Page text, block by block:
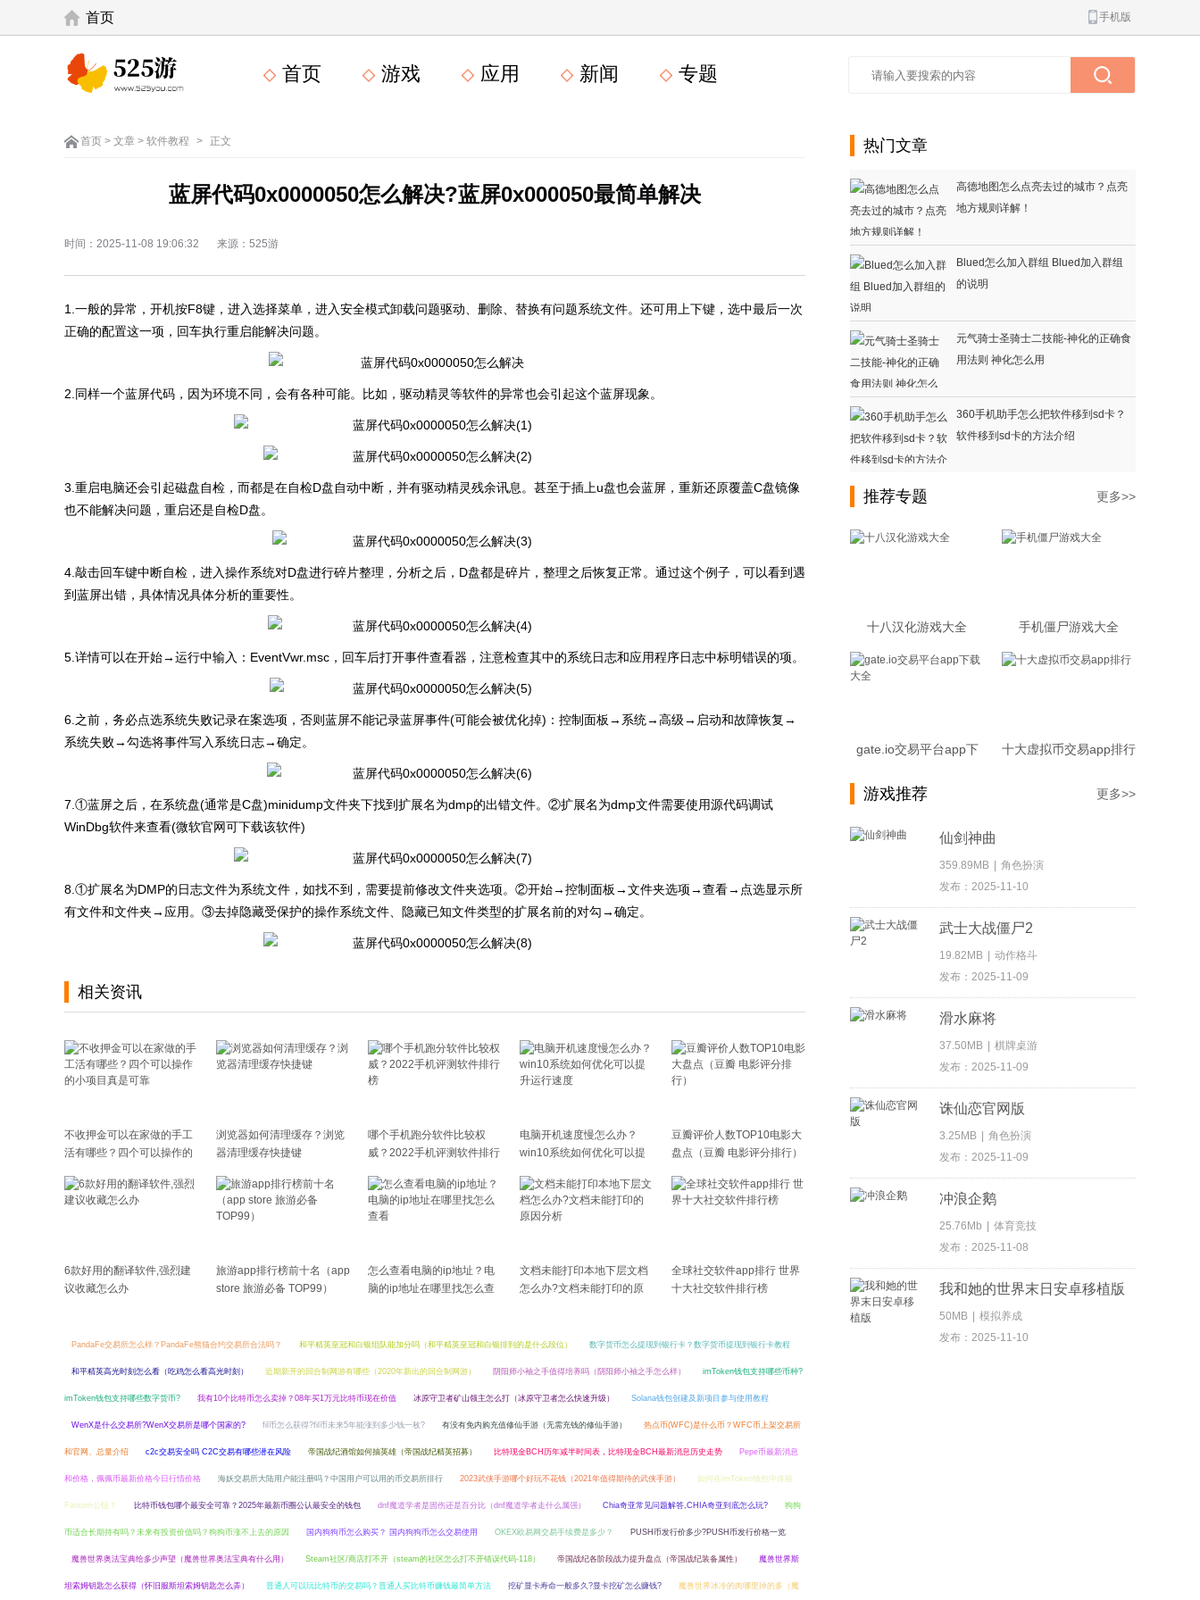
首页 手机版
首页 游戏 应用 新闻 专题
首页 > 文章 > 软件教程 > 正文
蓝屏代码0x0000050怎么解决?蓝屏0x000050最简单解决
时间：2025-11-08 19:06:32 来源：525游
1.一般的异常，开机按F8键，进入选择菜单，进入安全模式卸载问题驱动、删除、替换有问题系统文件。还可用上下键，选中最后一次
正确的配置这一项，回车执行重启能解决问题。
2.同样一个蓝屏代码，因为环境不同，会有各种可能。比如，驱动精灵等软件的异常也会引起这个蓝屏现象。
3.重启电脑还会引起磁盘自检，而都是在自检D盘自动中断，并有驱动精灵残余讯息。甚至于插上u盘也会蓝屏，重新还原覆盖C盘镜像
也不能解决问题，重启还是自检D盘。
4.敲击回车键中断自检，进入操作系统对D盘进行碎片整理，分析之后，D盘都是碎片，整理之后恢复正常。通过这个例子，可以看到遇
到蓝屏出错，具体情况具体分析的重要性。
5.详情可以在开始→运行中输入：EventVwr.msc，回车后打开事件查看器，注意检查其中的系统日志和应用程序日志中标明错误的项。
6.之前，务必点选系统失败记录在案选项，否则蓝屏不能记录蓝屏事件(可能会被优化掉)：控制面板→系统→高级→启动和故障恢复→
系统失败→勾选将事件写入系统日志→确定。
7.①蓝屏之后，在系统盘(通常是C盘)minidump文件夹下找到扩展名为dmp的出错文件。②扩展名为dmp文件需要使用源代码调试
WinDbg软件来查看(微软官网可下载该软件)
8.①扩展名为DMP的日志文件为系统文件，如找不到，需要提前修改文件夹选项。②开始→控制面板→文件夹选项→查看→点选显示所
有文件和文件夹→应用。③去掉隐藏受保护的操作系统文件、隐藏已知文件类型的扩展名前的对勾→确定。
相关资讯
不收押金可以在家做的手工
活有哪些？四个可以操作的
浏览器如何清理缓存？浏览
器清理缓存快捷键
哪个手机跑分软件比较权
威？2022手机评测软件排行
电脑开机速度慢怎么办？
win10系统如何优化可以提
豆瓣评价人数TOP10电影大
盘点（豆瓣 电影评分排行）
6款好用的翻译软件,强烈建
议收藏怎么办
旅游app排行榜前十名（app
store 旅游必备 TOP99）
怎么查看电脑的ip地址？电
脑的ip地址在哪里找怎么查
文档未能打印本地下层文档
怎么办?文档未能打印的原
全球社交软件app排行 世界
十大社交软件排行榜
PandaFe交易所怎么样？PandaFe熊猫合约交易所合法吗？ 和平精英皇冠和白银组队能加分吗（和平精英皇冠和白银排到的是什么段位） 数字货币怎么提现到银行卡？数字货币提现到银行卡教程
和平精英高光时刻怎么看（吃鸡怎么看高光时刻） 近期新开的回合制网游有哪些（2020年新出的回合制网游） 阴阳师小袖之手值得培养吗（阴阳师小袖之手怎么样） imToken钱包支持哪些币种?
imToken钱包支持哪些数字货币? 我有10个比特币怎么卖掉？08年买1万元比特币现在价值 冰原守卫者矿山领主怎么打（冰原守卫者怎么快速升级） Solana钱包创建及新项目参与使用教程
WenX是什么交易所?WenX交易所是哪个国家的? fil币怎么获得?fil币未来5年能涨到多少钱一枚? 有没有免内购充值修仙手游（无需充钱的修仙手游） 热点币(WFC)是什么币？WFC币上架交易所
和官网、总量介绍 c2c交易安全吗 C2C交易有哪些潜在风险 帝国战纪酒馆如何抽英雄（帝国战纪精英招募） 比特现金BCH历年减半时间表，比特现金BCH最新消息历史走势 Pepe币最新消息
和价格，佩佩币最新价格今日行情价格 海妖交易所大陆用户能注册吗？中国用户可以用的币交易所排行 2023武侠手游哪个好玩不花钱（2021年值得期待的武侠手游） 如何在imToken钱包中体验
Fantom公链？ 比特币钱包哪个最安全可靠？2025年最新币圈公认最安全的钱包 dnf魔道学者是固伤还是百分比（dnf魔道学者走什么属强） Chia奇亚常见问题解答,CHIA奇亚到底怎么玩? 狗狗
币适合长期持有吗？未来有投资价值吗？狗狗币涨不上去的原因 国内狗狗币怎么购买？ 国内狗狗币怎么交易使用 OKEX欧易网交易手续费是多少？ PUSH币发行价多少?PUSH币发行价格一览
魔兽世界奥法宝典给多少声望（魔兽世界奥法宝典有什么用） Steam社区/商店打不开（steam的社区怎么打不开错误代码-118） 帝国战纪各阶段战力提升盘点（帝国战纪装备属性） 魔兽世界斯
坦索姆钥匙怎么获得（怀旧服斯坦索姆钥匙怎么弄） 普通人可以玩比特币的交易吗？普通人买比特币赚钱最简单方法 挖矿显卡寿命一般多久?显卡挖矿怎么赚钱? 魔兽世界冰冷的肉哪里掉的多（魔
热门文章
高德地图怎么点亮去过的城市？点亮
地方规则详解！
Blued怎么加入群组 Blued加入群组
的说明
元气骑士圣骑士二技能-神化的正确食
用法则 神化怎么用
360手机助手怎么把软件移到sd卡？
软件移到sd卡的方法介绍
推荐专题 更多>>
十八汉化游戏大全 手机僵尸游戏大全
gate.io交易平台app下
十大虚拟币交易app排行
游戏推荐 更多>>
仙剑神曲
359.89MB
角色扮演
发布：2025-11-10
武士大战僵尸2
19.82MB
动作格斗
发布：2025-11-09
滑水麻将
37.50MB
棋牌桌游
发布：2025-11-09
诛仙恋官网版
3.25MB
角色扮演
发布：2025-11-09
冲浪企鹅
25.76Mb
体育竞技
发布：2025-11-08
我和她的世界末日安卓移植版
50MB
模拟养成
发布：2025-11-10